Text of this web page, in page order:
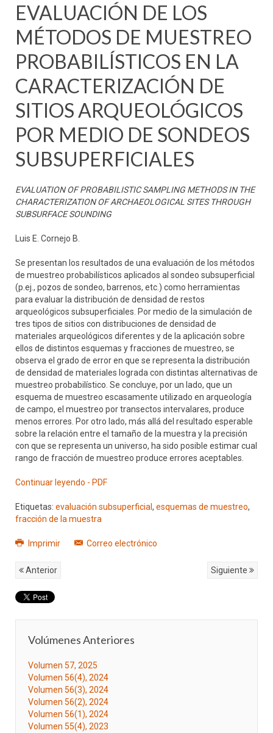
EVALUACIÓN DE LOS
MÉTODOS DE MUESTREO
PROBABILÍSTICOS EN LA
CARACTERIZACIÓN DE
SITIOS ARQUEOLÓGICOS
POR MEDIO DE SONDEOS
SUBSUPERFICIALES
EVALUATION OF PROBABILISTIC SAMPLING METHODS IN THE
CHARACTERIZATION OF ARCHAEOLOGICAL SITES THROUGH
SUBSURFACE SOUNDING
Luis E. Cornejo B.
Se presentan los resultados de una evaluación de los métodos
de muestreo probabilísticos aplicados al sondeo subsuperficial
(p.ej., pozos de sondeo, barrenos, etc.) como herramientas
para evaluar la distribución de densidad de restos
arqueológicos subsuperficiales. Por medio de la simulación de
tres tipos de sitios con distribuciones de densidad de
materiales arqueológicos diferentes y de la aplicación sobre
ellos de distintos esquemas y fracciones de muestreo, se
observa el grado de error en que se representa la distribución
de densidad de materiales lograda con distintas alternativas de
muestreo probabilístico. Se concluye, por un lado, que un
esquema de muestreo escasamente utilizado en arqueología
de campo, el muestreo por transectos intervalares, produce
menos errores. Por otro lado, más allá del resultado esperable
sobre la relación entre el tamaño de la muestra y la precisión
con que se representa un universo, ha sido posible estimar cual
rango de fracción de muestreo produce errores aceptables.
Continuar leyendo - PDF
Etiquetas: evaluación subsuperficial , esquemas de muestreo,
fracción de la muestra
Imprimir Correo electrónico
Anterior Siguiente
Volúmenes Anteriores
Volumen 57, 2025
Volumen 56(4), 2024
Volumen 56(3), 2024
Volumen 56(2), 2024
Volumen 56(1), 2024
Volumen 55(4), 2023